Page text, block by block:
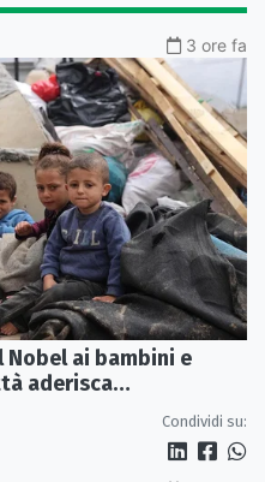
3 ore fa
Nobel ai bambini e
aderisca
Condividi su: